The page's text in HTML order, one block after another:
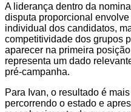
A liderança dentro da
disputa proporcional
individual dos candidatos,
competitividade dos grupos
aparecer na primeira
representa um dado
pré-campanha.
Para Ivan, o resultado é
percorrendo o estado e